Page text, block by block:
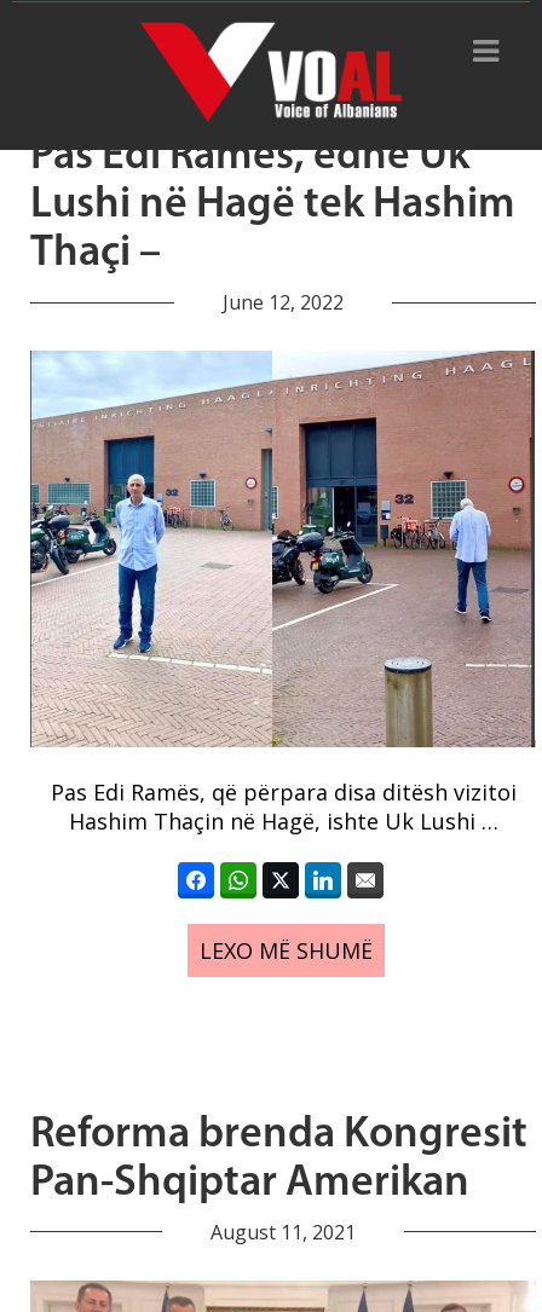
Tag Archive: UK LUSHI
Pas Edi Ramës, edhe Uk
Lushi në Hagë tek Hashim
Thaçi –
June 12, 2022
Pas Edi Ramës, që përpara disa ditësh vizitoi
Hashim Thaçin në Hagë, ishte Uk Lushi …
LEXO MË SHUMË
Reforma brenda Kongresit
Pan-Shqiptar Amerikan
August 11, 2021